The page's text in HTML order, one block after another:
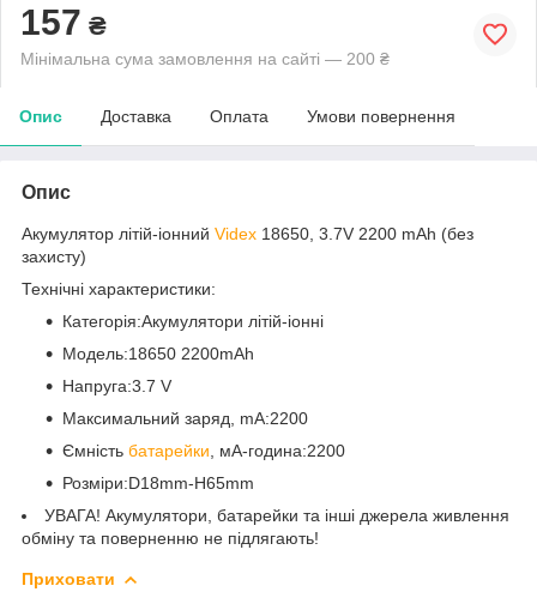
157 ₴
Мінімальна сума замовлення на сайті — 200 ₴
Опис Доставка Оплата Умови повернення
Опис
Акумулятор літій-іонний Videx 18650, 3.7V 2200 mAh (без
захисту)
Технічні характеристики:
Категорія:Акумулятори літій-іонні
Модель:18650 2200mAh
Напруга:3.7 V
Максимальний заряд, mA:2200
Ємність батарейки , мА-година:2200
Розміри:D18mm-H65mm
УВАГА! Акумулятори, батарейки та інші джерела живлення
обміну та поверненню не підлягають!
Приховати